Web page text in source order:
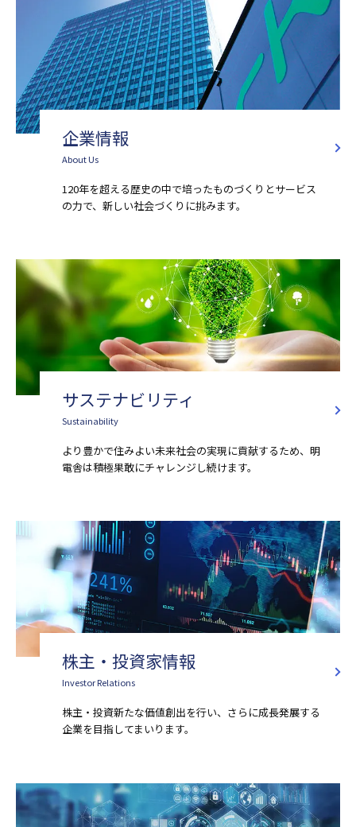
企業情報
About Us
120年を超える歴史の中で培ったものづくりとサービス
の⼒で、新しい社会づくりに挑みます。
サステナビリティ
Sustainability
より豊かで住みよい未来社会の実現に貢献するため、明
電舎は積極果敢にチャレンジし続けます。
株主・投資家情報
Investor Relations
株主・投資新たな価値創出を行い、さらに成長発展する
企業を目指してまいります。